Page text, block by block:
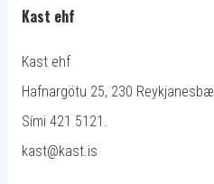
Kast ehf
Kast ehf
Hafnargötu 25, 230 Reykjanesbæ
Sími 421 5121.
kast@kast.is